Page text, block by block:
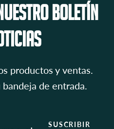
boletín
productos y ventas.
de entrada.
SUSCRIBIR